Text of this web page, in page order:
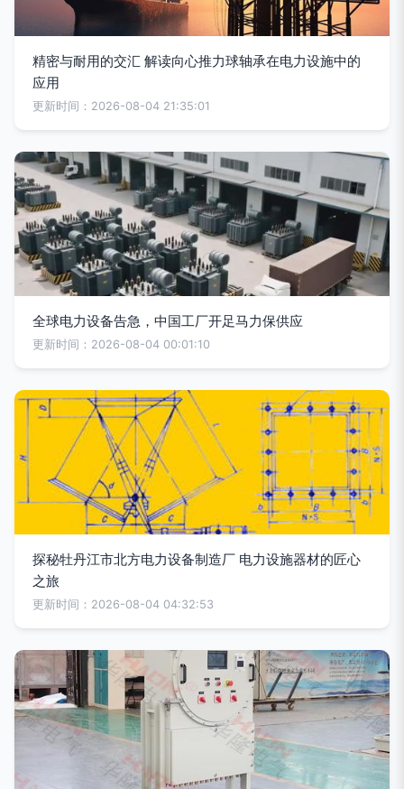
精密与耐用的交汇 解读向心推力球轴承在电力设施中的
应用
更新时间：2026-08-04 21:35:01
全球电力设备告急，中国工厂开足马力保供应
更新时间：2026-08-04 00:01:10
探秘牡丹江市北方电力设备制造厂 电力设施器材的匠心
之旅
更新时间：2026-08-04 04:32:53